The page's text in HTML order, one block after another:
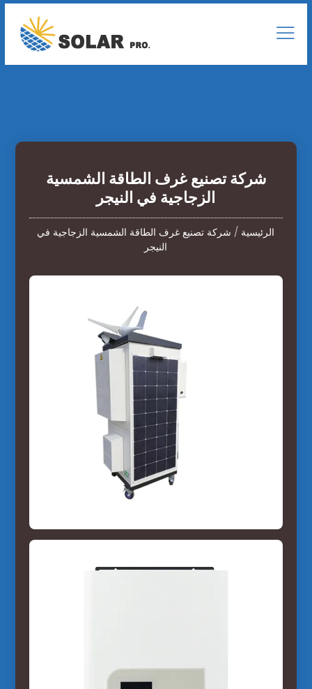
شركة تصنيع غرف الطاقة الشمسية
الزجاجية في النيجر
الرئيسية / شركة تصنيع غرف الطاقة الشمسية الزجاجية في
النيجر